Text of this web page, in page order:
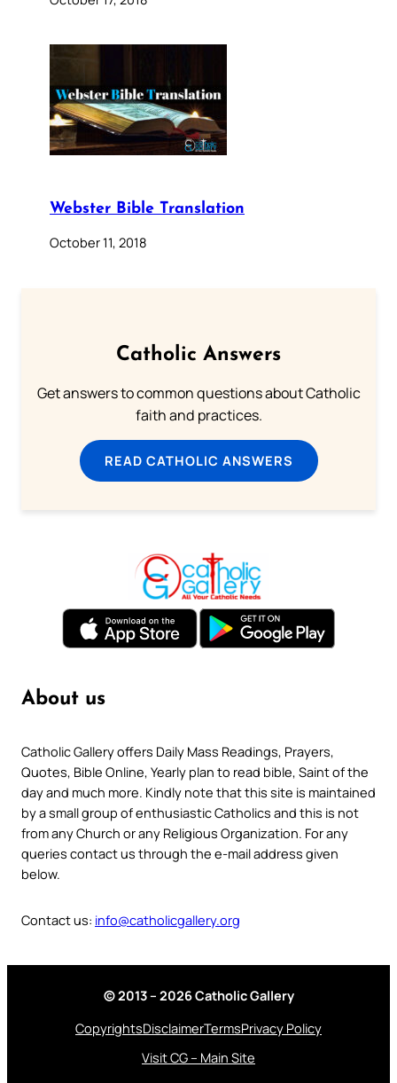
Webster Bible Translation
October 11, 2018
Catholic Answers
Get answers to common questions about Catholic
faith and practices.
READ CATHOLIC ANSWERS
About us
Catholic Gallery offers Daily Mass Readings, Prayers,
Quotes, Bible Online, Yearly plan to read bible, Saint of the
day and much more. Kindly note that this site is maintained
by a small group of enthusiastic Catholics and this is not
from any Church or any Religious Organization. For any
queries contact us through the e-mail address given
below.
Contact us: info@catholicgallery.org
© 2013 – 2026 Catholic Gallery
CopyrightsDisclaimerTermsPrivacy Policy
Visit CG – Main Site